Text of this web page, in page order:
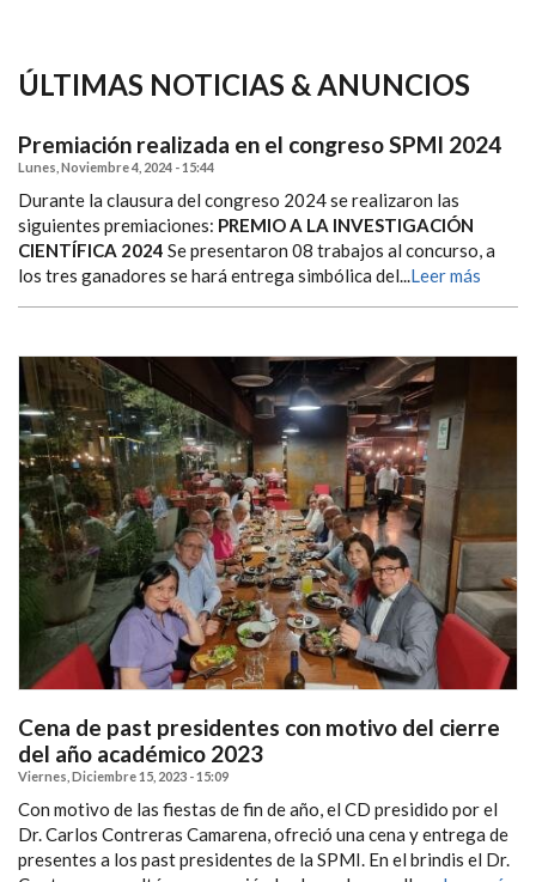
ÚLTIMAS NOTICIAS & ANUNCIOS
Premiación realizada en el congreso SPMI 2024
Lunes, Noviembre 4, 2024 - 15:44
Durante la clausura del congreso 2024 se realizaron las
siguientes premiaciones: PREMIO A LA INVESTIGACIÓN
CIENTÍFICA 2024 Se presentaron 08 trabajos al concurso, a
los tres ganadores se hará entrega simbólica del...Leer más
Cena de past presidentes con motivo del cierre
del año académico 2023
Viernes, Diciembre 15, 2023 - 15:09
Con motivo de las fiestas de fin de año, el CD presidido por el
Dr. Carlos Contreras Camarena, ofreció una cena y entrega de
presentes a los past presidentes de la SPMI. En el brindis el Dr.